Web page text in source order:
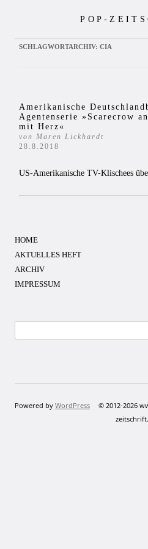
POP-
SCHLAGWORTARCHIV: CIA
Amerikanische
Agentenserie »Scarecrow
mit Herz«
von Maren Lickhardt
28.8.2018
US-Amerikanische TV-Klischees
HOME
AKTUELLES HEFT
ARCHIV
IMPRESSUM
nach:
Powered by WordPress
© 2012-2026